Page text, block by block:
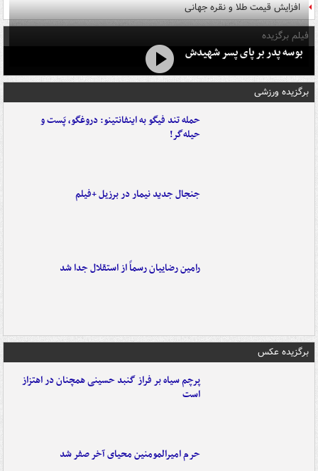
افزایش قیمت طلا و نقره جهانی
فیلم برگزیده
بوسه‌ پدر بر پای پسر شهیدش
برگزیده ورزشی
حمله تند فیگو به اینفانتینو: دروغگو، پَست‌ و
حیله‌گر!
جنجال جدید نیمار در برزیل +فیلم
رامین رضاییان رسماً از استقلال جدا شد
برگزیده عکس
پرچم سیاه بر فراز گنبد حسینی همچنان در اهتزاز
است
حرم امیرالمومنین محیای آخر صفر شد